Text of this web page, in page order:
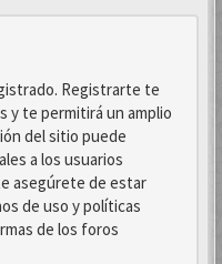
Registrarte te
y te permitirá un amplio
del sitio puede
a los usuarios
asegúrete de estar
de uso y políticas
de los foros